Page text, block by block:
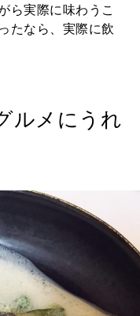
ら実際に味わうこ
たなら、実際に飲
ルメにうれ